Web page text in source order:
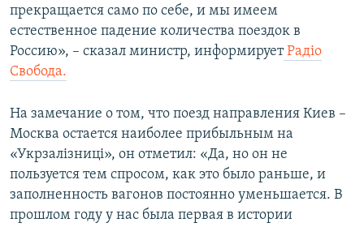
прекращается само по себе, и мы имеем
естественное падение количества поездок в
Россию», – сказал министр, информируетРадіо
Свобода.
На замечание о том, что поезд направления Киев –
Москва остается наиболее прибыльным на
«Укрзалізниці», он отметил: «Да, но он не
пользуется тем спросом, как это было раньше, и
заполненность вагонов постоянно уменьшается. В
прошлом году у нас была первая в истории